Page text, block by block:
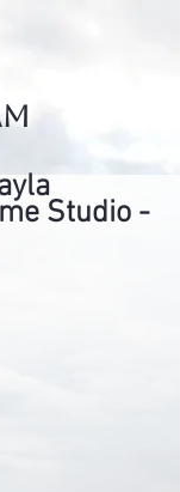
Studio -
stelle su 5.